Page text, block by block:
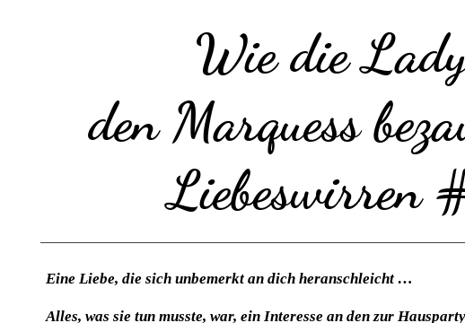
Wie die
den Marquess
Liebeswirren
Eine Liebe, die sich unbemerkt an dich heranschleicht …
Alles, was sie tun musste, war, ein Interesse an den zur